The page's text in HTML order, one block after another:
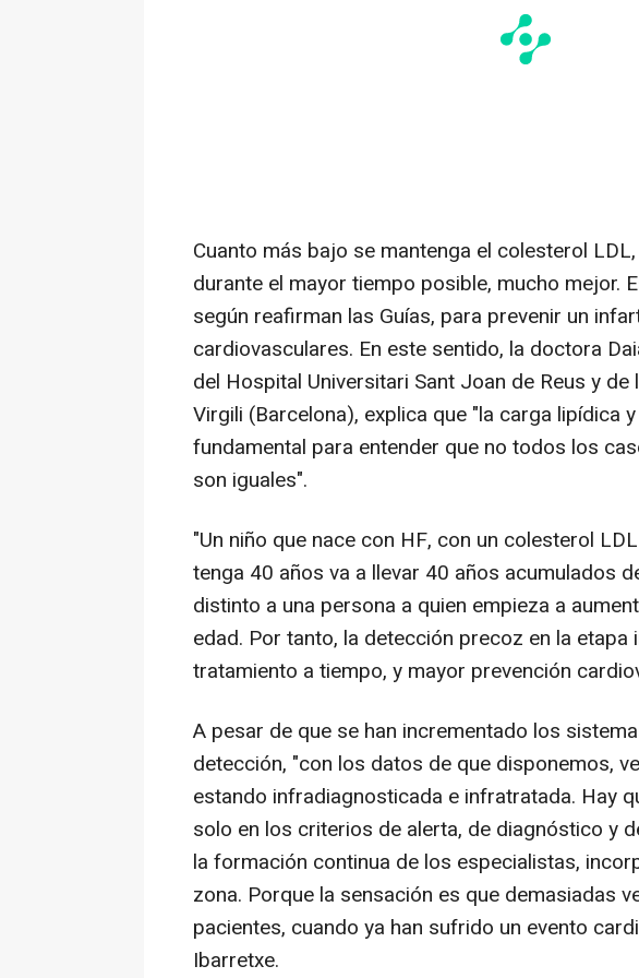
Cuanto más bajo se mantenga el colesterol
durante el mayor tiempo posible, mucho mejor.
según reafirman las Guías, para prevenir un
cardiovasculares. En este sentido, la doctora
del Hospital Universitari Sant Joan de Reus y de
Virgili (Barcelona), explica que "la carga lipídica
fundamental para entender que no todos los
son iguales".
"Un niño que nace con HF, con un colesterol
tenga 40 años va a llevar 40 años acumulados
distinto a una persona a quien empieza a
edad. Por tanto, la detección precoz en la etapa
tratamiento a tiempo, y mayor prevención
A pesar de que se han incrementado los
detección, "con los datos de que disponemos,
estando infradiagnosticada e infratratada. Hay
solo en los criterios de alerta, de diagnóstico y
la formación continua de los especialistas,
zona. Porque la sensación es que demasiadas
pacientes, cuando ya han sufrido un evento
Ibarretxe.